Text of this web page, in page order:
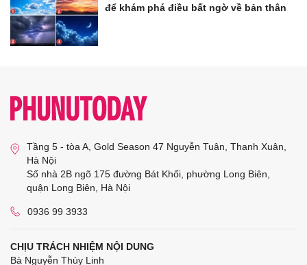
để khám phá điều bất ngờ về bản thân
Tầng 5 - tòa A, Gold Season 47 Nguyễn Tuân, Thanh Xuân,
Hà Nội
Số nhà 2B ngõ 175 đường Bát Khối, phường Long Biên,
quận Long Biên, Hà Nội
0936 99 3933
CHỊU TRÁCH NHIỆM NỘI DUNG
Bà Nguyễn Thùy Linh